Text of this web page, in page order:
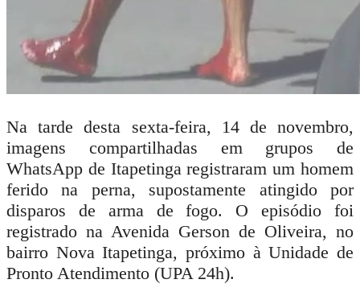
Na tarde desta sexta-feira, 14 de novembro,
imagens compartilhadas em grupos de
WhatsApp de Itapetinga registraram um homem
ferido na perna, supostamente atingido por
disparos de arma de fogo. O episódio foi
registrado na Avenida Gerson de Oliveira, no
bairro Nova Itapetinga, próximo à Unidade de
Pronto Atendimento (UPA 24h).